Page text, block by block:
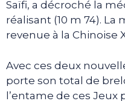
Saïfi, a décroché la
réalisant (10 m 74). La
revenue à la Chinoise
Avec ces deux
porte son total de
l’entame de ces Jeux